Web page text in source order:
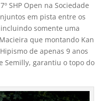
SHP Open na Sociedade
em pista entre os
somente uma
que montando Kan
de apenas 9 anos
Semilly, garantiu o topo do